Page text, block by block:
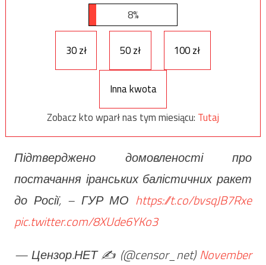
8%
30 zł 50 zł 100 zł
Inna kwota
Zobacz kto wparł nas tym miesiącu: Tutaj
Підтверджено домовленості про
постачання іранських балістичних ракет
до Росії, – ГУР МО https://t.co/bvsqJB7Rxe
pic.twitter.com/8XUde6YKo3
— Цензор.НЕТ ✍️ (@censor_net)November